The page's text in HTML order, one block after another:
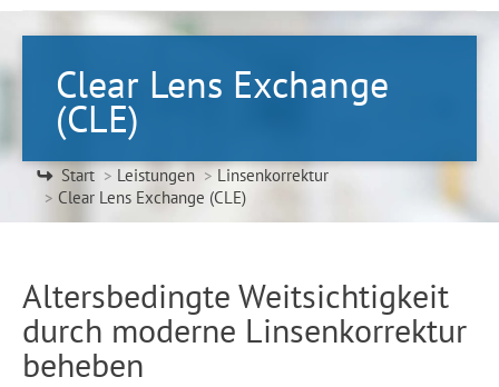
Clear Lens Exchange
(CLE)
Sie befinden sich hier:
Start Leistungen
Linsenkorrektur
Clear Lens Exchange (CLE)
Altersbedingte Weitsichtigkeit
durch moderne Linsen­korrektur
beheben